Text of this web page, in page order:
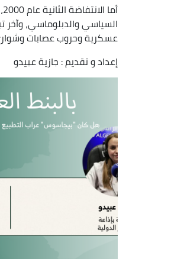
السياسي والدبلوماسي،
عسكرية وحروب عصابات
إعداد و تقديم : جازية عبيدو